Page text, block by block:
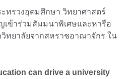
ทรวงอุดมศึกษา วิทยาศาสตร์
เข้าร่วมสัมมนาพิเศษและหารือ
ทยาลัยจากสหราชอาณาจักร ใน
can drive a university